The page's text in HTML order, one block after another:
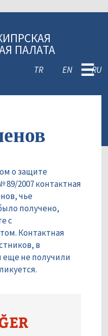
ПАЛАТА
TR EN RU
☰
о защите
2007 контактная
чье
получено,
с
Контактная
в
не получили